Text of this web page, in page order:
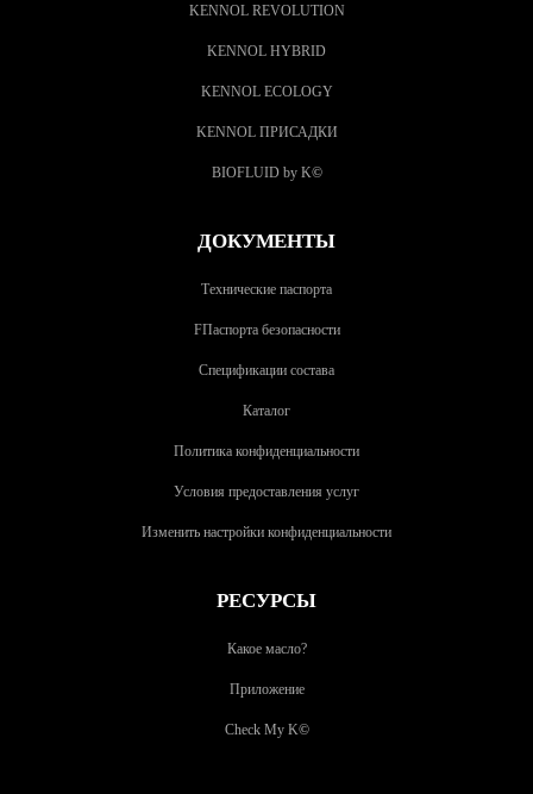
KENNOL REVOLUTION
KENNOL HYBRID
KENNOL ECOLOGY
KENNOL ПРИСАДКИ
BIOFLUID by K©
ДОКУМЕНТЫ
Технические паспорта
FПаспорта безопасности
Спецификации состава
Каталог
Политика конфиденциальности
Условия предоставления услуг
Изменить настройки конфиденциальности
РЕСУРСЫ
Какое масло?
Приложение
Check My K©